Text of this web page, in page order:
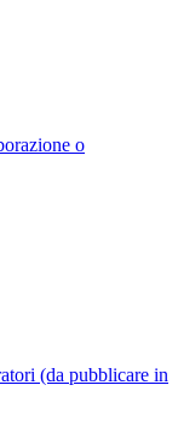
o
(da pubblicare in